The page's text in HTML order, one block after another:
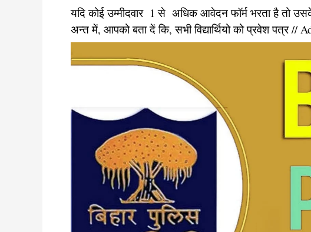
यदि कोई उम्मीदवार 1 से अधिक आवेदन फॉर्म भरता है तो
अन्त में, आपको बता दें कि, सभी विद्यार्थियो को प्रवेश पत्र //